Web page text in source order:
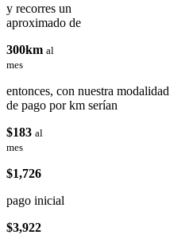
y recorres un
aproximado de
300km al
mes
entonces, con nuestra modalidad
de pago por km serían
$183 al
mes
$1,726
pago inicial
$3,922